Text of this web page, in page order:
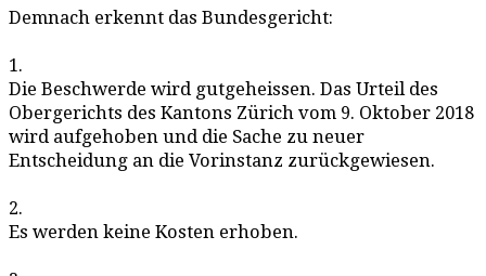
Demnach erkennt das Bundesgericht:
1.
Die Beschwerde wird gutgeheissen. Das Urteil des
Obergerichts des Kantons Zürich vom 9. Oktober 2018
wird aufgehoben und die Sache zu neuer
Entscheidung an die Vorinstanz zurückgewiesen.
2.
Es werden keine Kosten erhoben.